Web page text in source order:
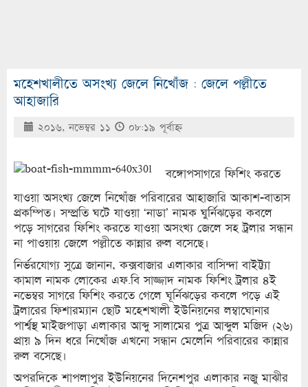
মহেশখালীতে অসংখ্য জেলে নিখোঁজ : জেলে পল্লীতে
আহাজারি
২০১৬, নভেম্বর ১১ ০৮:১৯ পূর্বাহ্ণ
বঙ্গোপসাগরে ফিশিং করতে
যাওয়া অসংখ্য জেলে নিখোঁজ পরিবারের আহাজারি আকাশ-বাতাস
প্রকম্পিত। সম্প্রতি ঘটে যাওয়া ‘নাডা’ নামক ঘুর্নিঝড়ের কবলে
পড়ে সাগরের ফিশিং করতে যাওয়া অসংখ্য জেলে সহ ট্রলার সন্ধান
না পাওয়ায় জেলে পল্লীতে কান্নার রুল বসেছে।
নির্ভরযোগ্য সুত্রে জানান, কক্সবাজার এলাকার বাসিন্দা বাইট্ট্যা
কামাল নামক লোকের এফ.বি সাজ্জাদ নামক ফিশিং ট্রলার ৪ই
নভেম্বর সাগরে ফিশিং করতে গেলে ঘূর্নিঝড়ের কবলে পড়ে এই
ট্রলারের ফিশারম্যান ছোট মহেশখালী ইউনিয়নের লম্বাঘোনার
পার্শ্বস্থ মাইজপাড়া এলাকার আব্দু সালামের পুত্র আব্দুল মজিদ (২৬)
প্রায় ৯ দিন ধরে নিখোঁজ এখনো সন্ধান মেলেনি পরিবারের কান্নার
রুল বসেছে।
অপরদিকে শাপলাপুর ইউনিয়নের দিনেশপুর এলাকার নজু মাঝীর